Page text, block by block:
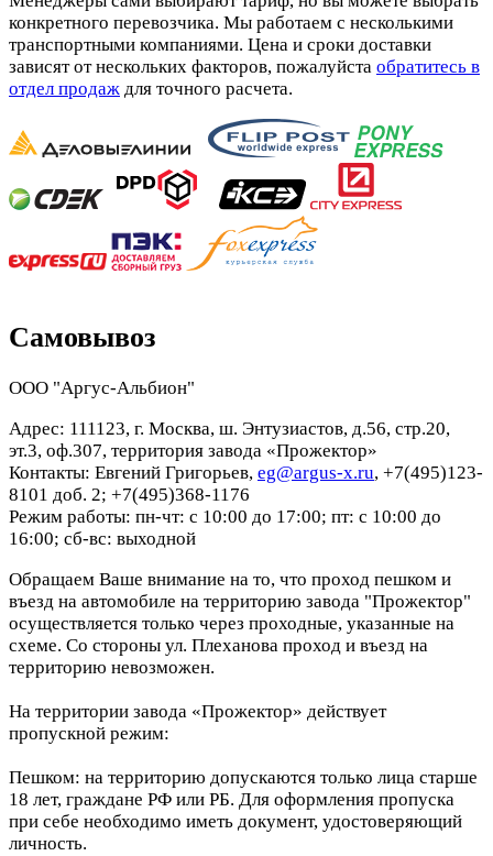
конкретного перевозчика. Мы работаем с несколькими
транспортными компаниями. Цена и сроки доставки
зависят от нескольких факторов, пожалуйста обратитесь в
отдел продаж для точного расчета.
Самовывоз
ООО "Аргус-Альбион"
Адрес: 111123, г. Москва, ш. Энтузиастов, д.56, стр.20,
эт.3, оф.307, территория завода «Прожектор»
Контакты: Евгений Григорьев, eg@argus-x.ru, +7(495)123-
8101 доб. 2; +7(495)368-1176
Режим работы: пн-чт: с 10:00 до 17:00; пт: с 10:00 до
16:00; сб-вс: выходной
Обращаем Ваше внимание на то, что проход пешком и
въезд на автомобиле на территорию завода "Прожектор"
осуществляется только через проходные, указанные на
схеме. Со стороны ул. Плеханова проход и въезд на
территорию невозможен.
На территории завода «Прожектор» действует
пропускной режим:
Пешком: на территорию допускаются только лица старше
18 лет, граждане РФ или РБ. Для оформления пропуска
при себе необходимо иметь документ, удостоверяющий
личность.